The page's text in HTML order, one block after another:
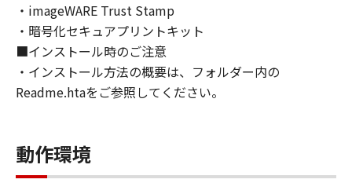
る責任も負うものではありません。
７．保証の否認・免責
(1) 「本ソフトウェア」は、『現状のまま』の
状態で使用許諾されます。キヤノン、キヤノン
のライセンサー、キヤノンの子会社、キヤノン
の関連会社、それらの販売代理店または販売店
め、いかなる保証も、明示たると黙示たるとを
問わず一切しないものとします。
・imageWARE Trust Stamp
・暗号化セキュアプリントキット
■インストール時のご注意
・インストール方法の概要は、フォルダー内の
Readme.htaをご参照してください。
動作環境